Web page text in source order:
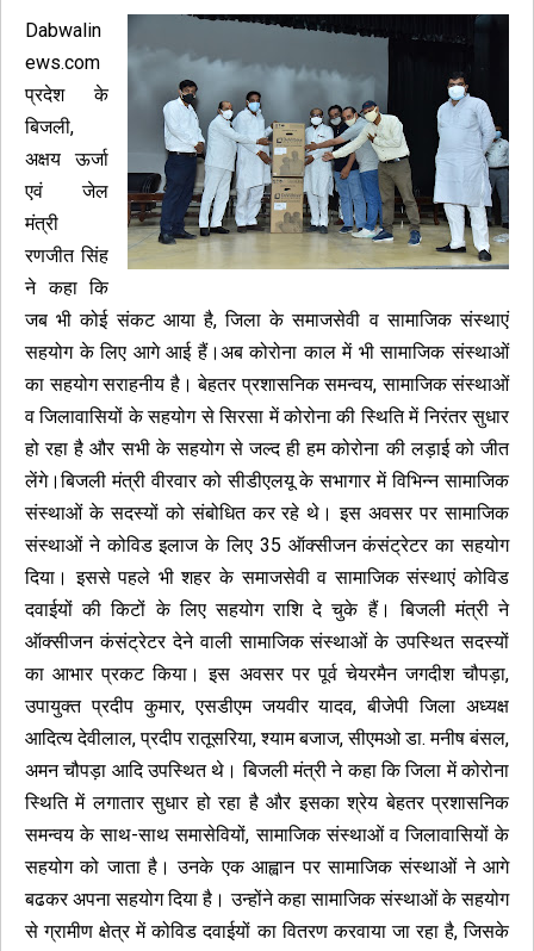
Dabwalin
ews.com
प्रदेश के
बिजली,
अक्षय ऊर्जा
एवं जेल
मंत्री
रणजीत सिंह
ने कहा कि
जब भी कोई संकट आया है, जिला के समाजसेवी व सामाजिक संस्थाएं
सहयोग के लिए आगे आई हैं।अब कोरोना काल में भी सामाजिक संस्थाओं
का सहयोग सराहनीय है। बेहतर प्रशासनिक समन्वय, सामाजिक संस्थाओं
व जिलावासियों के सहयोग से सिरसा में कोरोना की स्थिति में निरंतर सुधार
हो रहा है और सभी के सहयोग से जल्द ही हम कोरोना की लड़ाई को जीत
लेंगे।बिजली मंत्री वीरवार को सीडीएलयू के सभागार में विभिन्न सामाजिक
संस्थाओं के सदस्यों को संबोधित कर रहे थे। इस अवसर पर सामाजिक
संस्थाओं ने कोविड इलाज के लिए 35 ऑक्सीजन कंसंट्रेटर का सहयोग
दिया। इससे पहले भी शहर के समाजसेवी व सामाजिक संस्थाएं कोविड
दवाईयों की किटों के लिए सहयोग राशि दे चुके हैं। बिजली मंत्री ने
ऑक्सीजन कंसंट्रेटर देने वाली सामाजिक संस्थाओं के उपस्थित सदस्यों
का आभार प्रकट किया। इस अवसर पर पूर्व चेयरमैन जगदीश चौपड़ा,
उपायुक्त प्रदीप कुमार, एसडीएम जयवीर यादव, बीजेपी जिला अध्यक्ष
आदित्य देवीलाल, प्रदीप रातूसरिया, श्याम बजाज, सीएमओ डा. मनीष बंसल,
अमन चौपड़ा आदि उपस्थित थे। बिजली मंत्री ने कहा कि जिला में कोरोना
स्थिति में लगातार सुधार हो रहा है और इसका श्रेय बेहतर प्रशासनिक
समन्वय के साथ-साथ समासेवियों, सामाजिक संस्थाओं व जिलावासियों के
सहयोग को जाता है। उनके एक आह्वान पर सामाजिक संस्थाओं ने आगे
बढकर अपना सहयोग दिया है। उन्होंने कहा सामाजिक संस्थाओं के सहयोग
से ग्रामीण क्षेत्र में कोविड दवाईयों का वितरण करवाया जा रहा है, जिसके